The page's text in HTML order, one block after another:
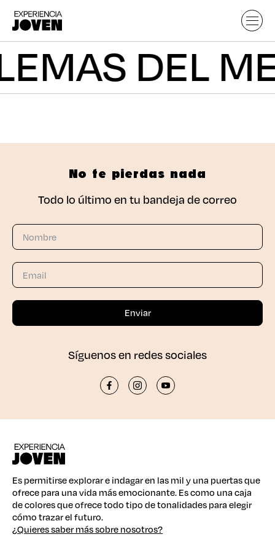
DEL
No te pierdas nada
Todo lo último en tu bandeja de correo
Síguenos en redes sociales
Es permitirse explorar e indagar en las mil y una puertas que
ofrece para una vida más emocionante. Es como una caja
de colores que ofrece todo tipo de tonalidades para elegir
cómo trazar el futuro.
¿Quieres saber más sobre nosotros?